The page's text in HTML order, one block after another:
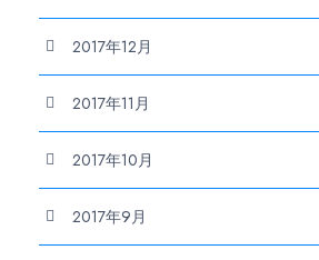
2017年12月
2017年11月
2017年10月
2017年9月